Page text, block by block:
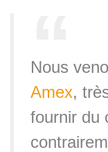
Nous
Amex,
fournir du